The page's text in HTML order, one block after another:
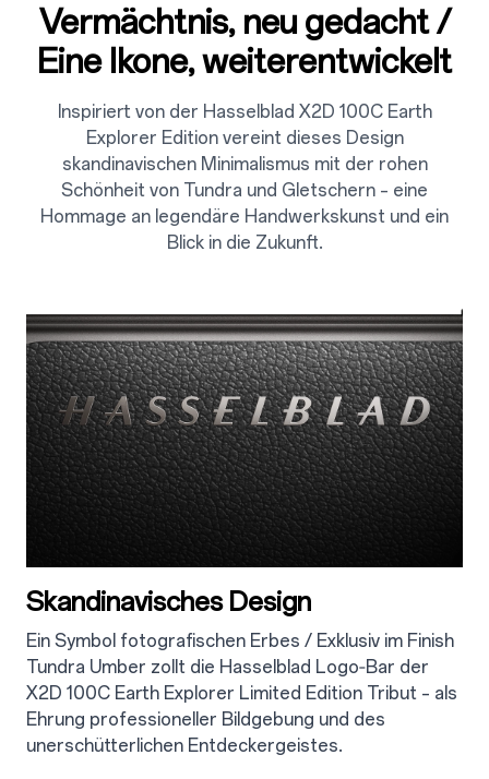
Vermächtnis, neu gedacht /
Eine Ikone, weiterentwickelt
Inspiriert von der Hasselblad X2D 100C Earth
Explorer Edition vereint dieses Design
skandinavischen Minimalismus mit der rohen
Schönheit von Tundra und Gletschern – eine
Hommage an legendäre Handwerkskunst und ein
Blick in die Zukunft.
2.1
Skandinavisches Design
Ein Symbol fotografischen Erbes / Exklusiv im Finish
Tundra Umber zollt die Hasselblad Logo‑Bar der
X2D 100C Earth Explorer Limited Edition Tribut – als
Ehrung professioneller Bildgebung und des
unerschütterlichen Entdeckergeistes.